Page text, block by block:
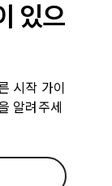
있으
시작 가이
알려주세